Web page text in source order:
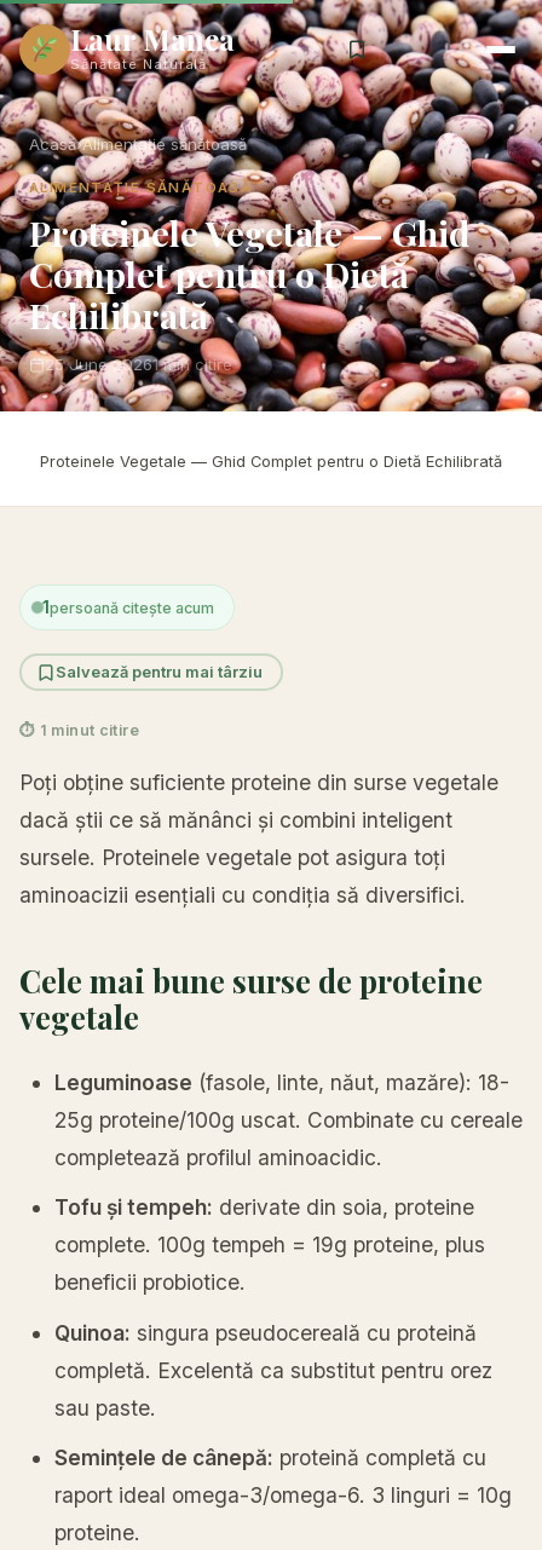
Laur Manea
Sănătate Naturală
Acasă›Alimentație sănătoasă
ALIMENTAȚIE SĂNĂTOASĂ
Proteinele Vegetale — Ghid
Complet pentru o Dietă
Echilibrată
25 June 20261 min citire
Proteinele Vegetale — Ghid Complet pentru o Dietă Echilibrată
1persoană citește acum
Salvează pentru mai târziu
⏱ 1 minut citire
Poți obține suficiente proteine din surse vegetale
dacă știi ce să mănânci și combini inteligent
sursele. Proteinele vegetale pot asigura toți
aminoacizii esențiali cu condiția să diversifici.
Cele mai bune surse de proteine
vegetale
Leguminoase (fasole, linte, năut, mazăre): 18-
25g proteine/100g uscat. Combinate cu cereale
completează profilul aminoacidic.
Tofu și tempeh: derivate din soia, proteine
complete. 100g tempeh = 19g proteine, plus
beneficii probiotice.
Quinoa: singura pseudocereală cu proteină
completă. Excelentă ca substitut pentru orez
sau paste.
Semințele de cânepă: proteină completă cu
raport ideal omega-3/omega-6. 3 linguri = 10g
proteine.